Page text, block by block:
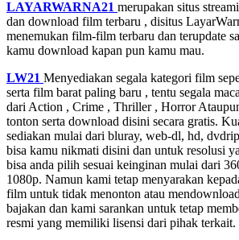
LAYARWARNA21 merupakan situs
dan download film terbaru , disitus
menemukan film-film terbaru dan terupdate
kamu download kapan pun kamu mau.
LW21 Menyediakan segala kategori film
serta film barat paling baru , tentu segala
dari Action , Crime , Thriller , Horror
tonton serta download disini secara gratis.
sediakan mulai dari bluray, web-dl, hd,
bisa kamu nikmati disini dan untuk resolusi
bisa anda pilih sesuai keinginan mulai dari
1080p. Namun kami tetap menyarakan
film untuk tidak menonton atau
bajakan dan kami sarankan untuk tetap
resmi yang memiliki lisensi dari pihak terkait.